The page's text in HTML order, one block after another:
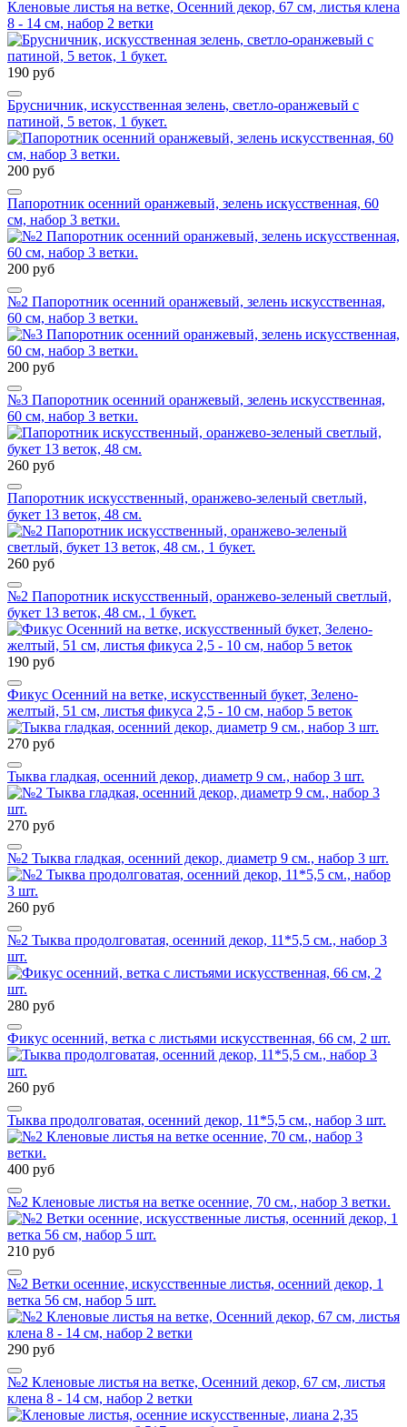
Кленовые листья на ветке, Осенний декор, 67 см, листья клена
8 - 14 см, набор 2 ветки
190 руб
Брусничник, искусственная зелень, светло-оранжевый с
патиной, 5 веток, 1 букет.
200 руб
Папоротник осенний оранжевый, зелень искусственная, 60
см, набор 3 ветки.
200 руб
№2 Папоротник осенний оранжевый, зелень искусственная,
60 см, набор 3 ветки.
200 руб
№3 Папоротник осенний оранжевый, зелень искусственная,
60 см, набор 3 ветки.
260 руб
Папоротник искусственный, оранжево-зеленый светлый,
букет 13 веток, 48 см.
260 руб
№2 Папоротник искусственный, оранжево-зеленый светлый,
букет 13 веток, 48 см., 1 букет.
190 руб
Фикус Осенний на ветке, искусственный букет, Зелено-
желтый, 51 см, листья фикуса 2,5 - 10 см, набор 5 веток
270 руб
Тыква гладкая, осенний декор, диаметр 9 см., набор 3 шт.
270 руб
№2 Тыква гладкая, осенний декор, диаметр 9 см., набор 3 шт.
260 руб
№2 Тыква продолговатая, осенний декор, 11*5,5 см., набор 3
шт.
280 руб
Фикус осенний, ветка с листьями искусственная, 66 см, 2 шт.
260 руб
Тыква продолговатая, осенний декор, 11*5,5 см., набор 3 шт.
400 руб
№2 Кленовые листья на ветке осенние, 70 см., набор 3 ветки.
210 руб
№2 Ветки осенние, искусственные листья, осенний декор, 1
ветка 56 см, набор 5 шт.
290 руб
№2 Кленовые листья на ветке, Осенний декор, 67 см, листья
клена 8 - 14 см, набор 2 ветки